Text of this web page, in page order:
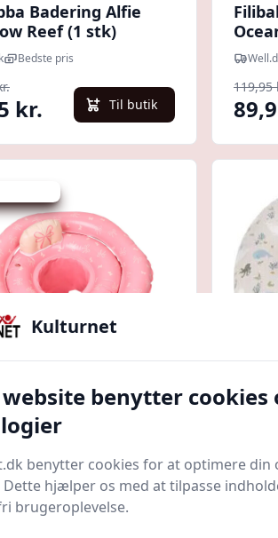
Badering Alfie
Reef (1 stk)
Bedste pris
kr. Til butik
119,95
Quick look
- Butterfly &
Bedste pris
kr. Til butik
Kulturnet
benytter cookies
benytter cookies for at optimere din
Dette hjælper os med at tilpasse
brugeroplevelse.